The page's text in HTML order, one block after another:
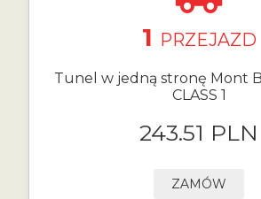
1 PRZEJAZD
Tunel w jedną stronę Mont
CLASS 1
243.51 PLN
ZAMÓW